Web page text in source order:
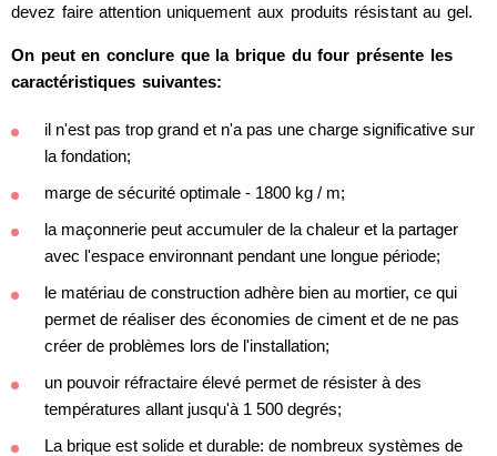
devez faire attention uniquement aux produits résistant au gel.
On peut en conclure que la brique du four présente les
caractéristiques suivantes:
il n'est pas trop grand et n'a pas une charge significative sur
la fondation;
marge de sécurité optimale - 1800 kg / m;
la maçonnerie peut accumuler de la chaleur et la partager
avec l'espace environnant pendant une longue période;
le matériau de construction adhère bien au mortier, ce qui
permet de réaliser des économies de ciment et de ne pas
créer de problèmes lors de l'installation;
un pouvoir réfractaire élevé permet de résister à des
températures allant jusqu'à 1 500 degrés;
La brique est solide et durable: de nombreux systèmes de